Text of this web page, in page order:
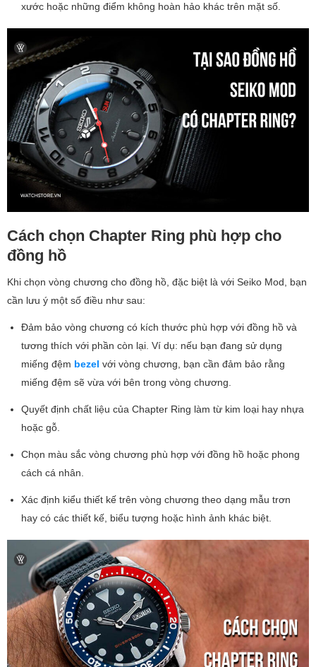
xước hoặc những điểm không hoàn hảo khác trên mặt số.
Cách chọn Chapter Ring phù hợp cho
đồng hồ
Khi chọn vòng chương cho đồng hồ, đặc biệt là với Seiko Mod, bạn
cần lưu ý một số điều như sau:
Đảm bảo vòng chương có kích thước phù hợp với đồng hồ và
tương thích với phần còn lại. Ví dụ: nếu bạn đang sử dụng
miếng đệm bezel với vòng chương, bạn cần đảm bảo rằng
miếng đệm sẽ vừa với bên trong vòng chương.
Quyết định chất liệu của Chapter Ring làm từ kim loại hay nhựa
hoặc gỗ.
Chọn màu sắc vòng chương phù hợp với đồng hồ hoặc phong
cách cá nhân.
Xác định kiểu thiết kế trên vòng chương theo dạng mẫu trơn
hay có các thiết kế, biểu tượng hoặc hình ảnh khác biệt.